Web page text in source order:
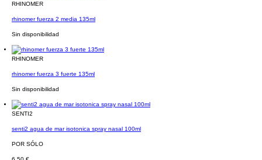
RHINOMER
rhinomer fuerza 2 media 135ml
Sin disponibilidad
RHINOMER
rhinomer fuerza 3 fuerte 135ml
Sin disponibilidad
SENTI2
senti2 agua de mar isotonica spray nasal 100ml
POR SÓLO